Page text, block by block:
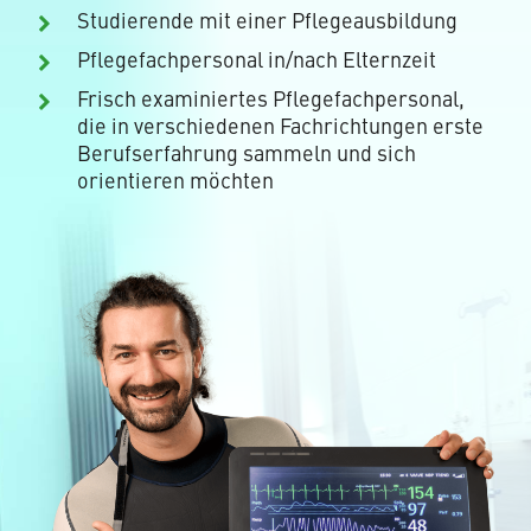
Studierende mit einer Pflegeausbildung
Pflegefachpersonal in/nach Elternzeit
Frisch examiniertes Pflegefachpersonal,
die in verschiedenen Fachrichtungen erste
Berufserfahrung sammeln und sich
orientieren möchten